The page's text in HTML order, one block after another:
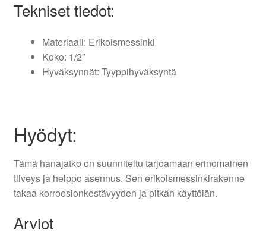
Tekniset tiedot:
Materiaali: Erikoismessinki
Koko: 1/2″
Hyväksynnät: Tyyppihyväksyntä
Hyödyt:
Tämä hanajatko on suunniteltu tarjoamaan erinomainen
tiiveys ja helppo asennus. Sen erikoismessinkirakenne
takaa korroosionkestävyyden ja pitkän käyttöiän.
Arviot